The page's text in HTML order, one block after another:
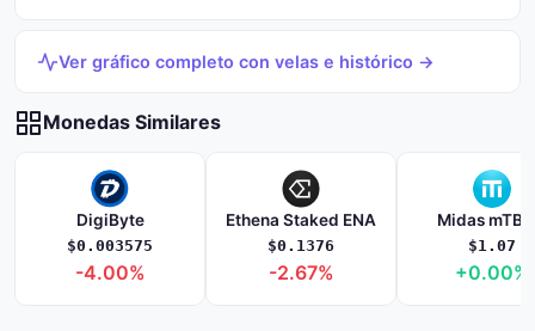
Ver gráfico completo con velas e histórico →
Monedas Similares
DigiByte
$0.003575
-4.00%
Ethena Staked ENA
$0.1376
-2.67%
Midas
$1.07
+0.00%